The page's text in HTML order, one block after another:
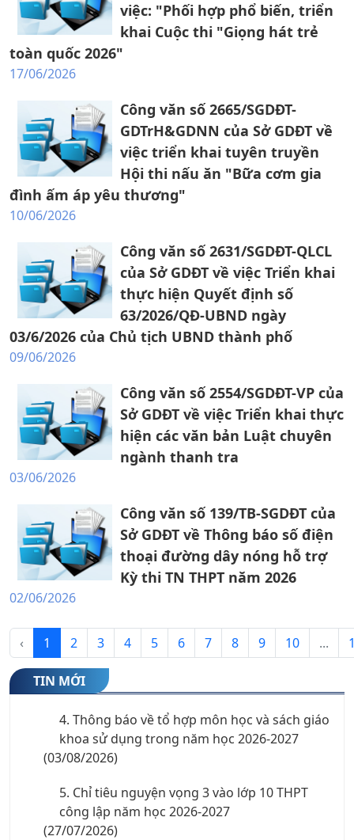
việc: "Phối hợp phổ biến, triển
khai Cuộc thi "Giọng hát trẻ
toàn quốc 2026"
17/06/2026
Công văn số 2665/SGDĐT-
GDTrH&GDNN của Sở GDĐT về
việc triển khai tuyên truyền
Hội thi nấu ăn "Bữa cơm gia
đình ấm áp yêu thương"
10/06/2026
Công văn số 2631/SGDĐT-QLCL
của Sở GDĐT về việc Triển khai
thực hiện Quyết định số
63/2026/QĐ-UBND ngày
03/6/2026 của Chủ tịch UBND thành phố
09/06/2026
Công văn số 2554/SGDĐT-VP của
Sở GDĐT về việc Triển khai thực
hiện các văn bản Luật chuyên
ngành thanh tra
03/06/2026
Công văn số 139/TB-SGDĐT của
Sở GDĐT về Thông báo số điện
thoại đường dây nóng hỗ trợ
Kỳ thi TN THPT năm 2026
02/06/2026
‹ 1 2 3 4 5 6 7 8 9 10 ...
TIN MỚI
THPT công lập năm học 2026-2027
(06/08/2026)
2. Thư mời Hội nghị phụ huynh học sinh khối
10 năm học 2026-2027
(06/08/2026)
3. Danh sách xếp lớp 10 theo tổ hợp môn -
năm học 2026-2027
(05/08/2026)
4. Thông báo về tổ hợp môn học và sách giáo
khoa sử dụng trong năm học 2026-2027
(03/08/2026)
5. Chỉ tiêu nguyện vọng 3 vào lớp 10 THPT
công lập năm học 2026-2027
(27/07/2026)